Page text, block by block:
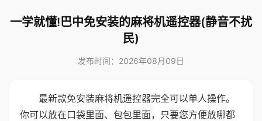
一学就懂!巴中免安装的麻将机遥控器(静音不扰
民)
发布时间：2026年08月09日
最新款免安装麻将机遥控器完全可以单人操作。
你可以放在口袋里面、包包里面，只要您方便放哪都